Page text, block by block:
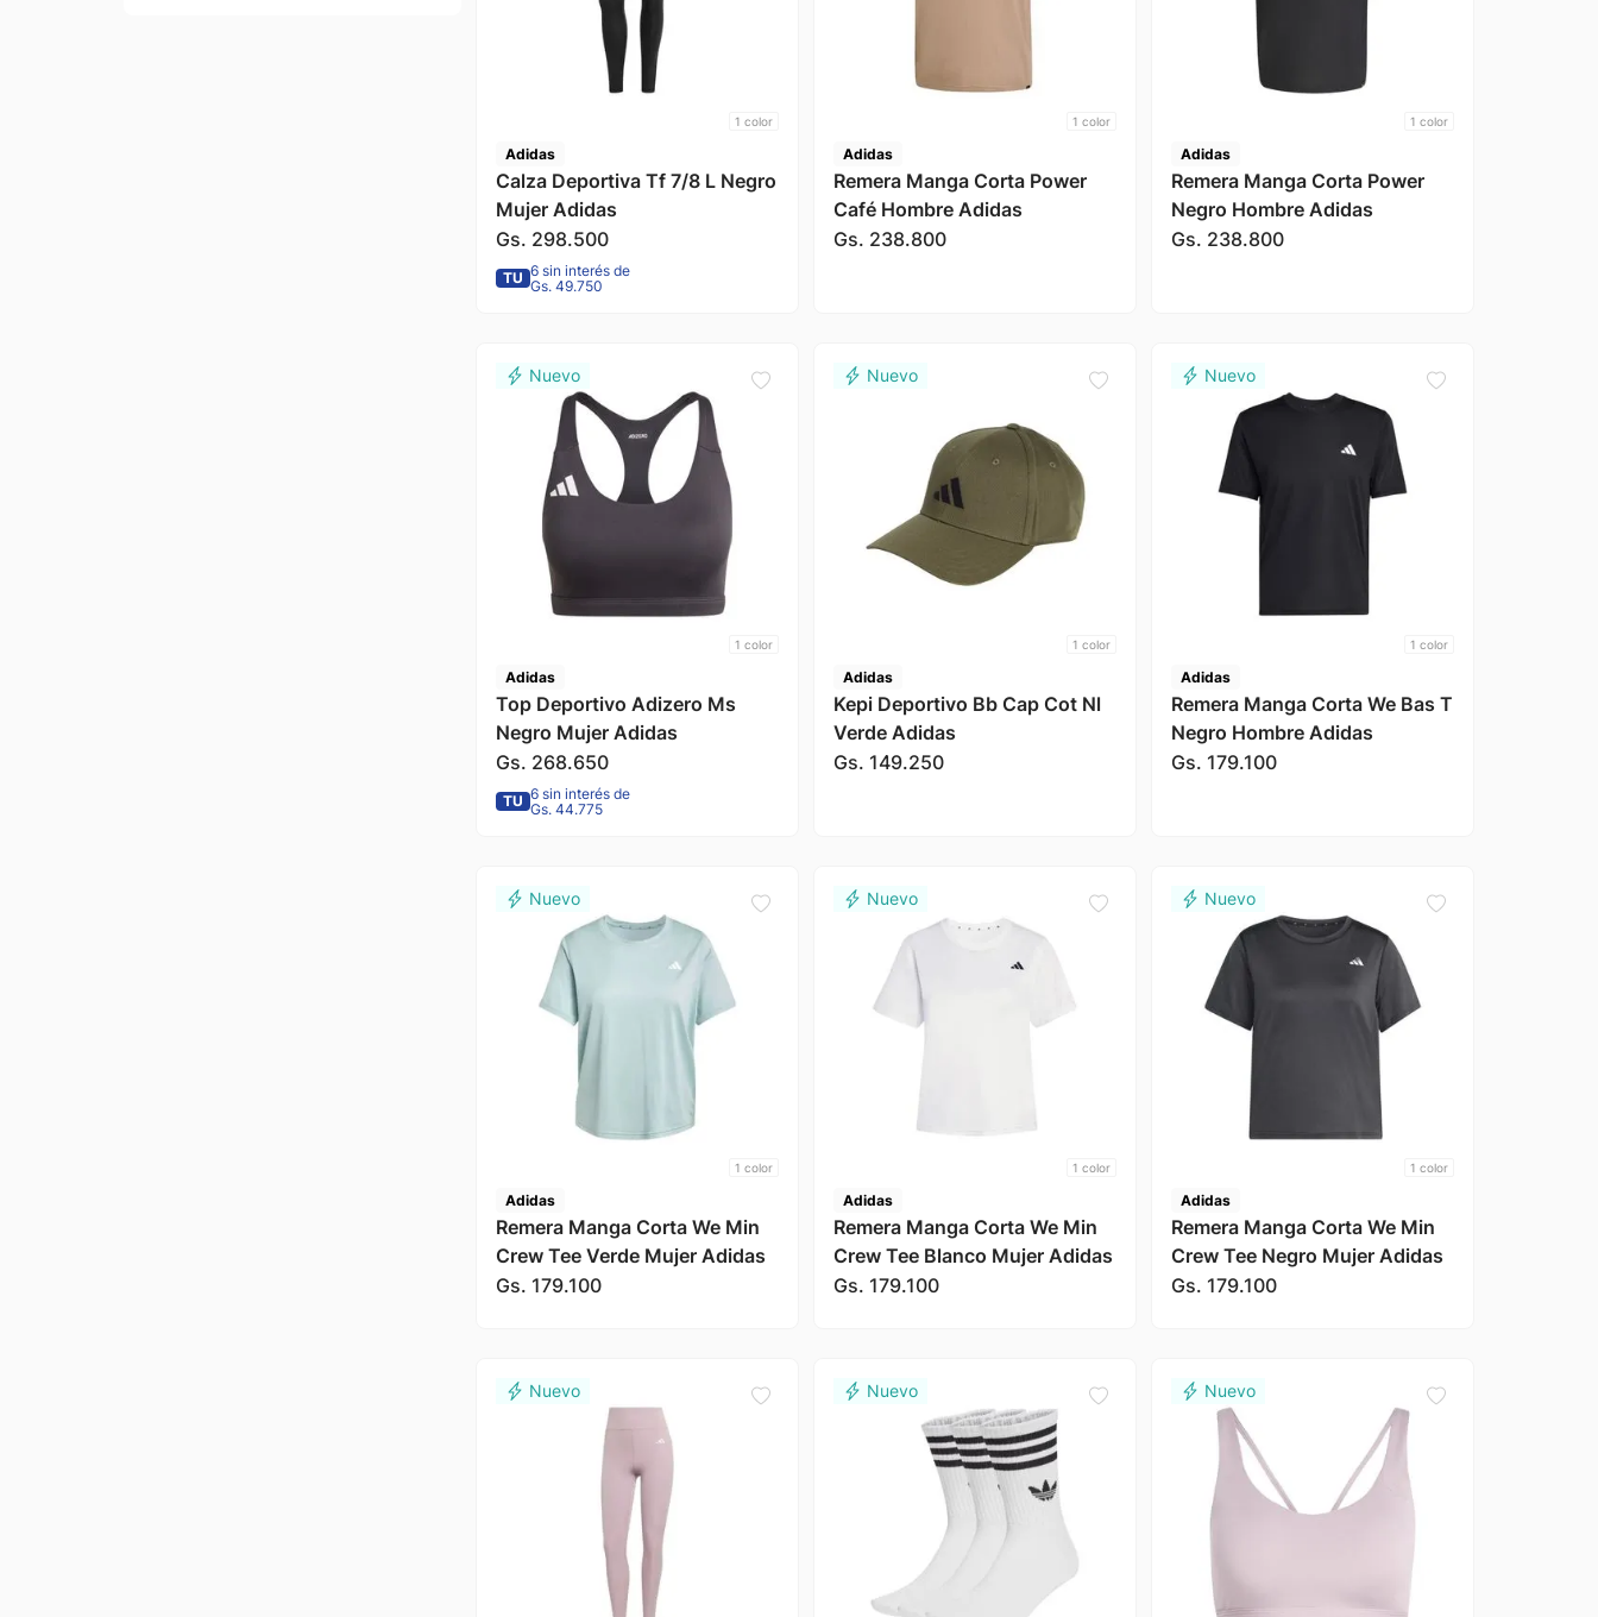
1 color
Adidas
Calza Deportiva Tf 7/8 L Negro
Mujer Adidas
Gs. 298.500
TU 6 sin interés de
Gs. 49.750
1 color
Adidas
Remera Manga Corta Power
Café Hombre Adidas
Gs. 238.800
1 color
Adidas
Remera Manga Corta Power
Negro Hombre Adidas
Gs. 238.800
1 color
Adidas
Top Deportivo Adizero Ms
Negro Mujer Adidas
Gs. 268.650
TU 6 sin interés de
Gs. 44.775
1 color
Adidas
Kepi Deportivo Bb Cap Cot Nl
Verde Adidas
Gs. 149.250
1 color
Adidas
Remera Manga Corta We Bas T
Negro Hombre Adidas
Gs. 179.100
1 color
Adidas
Remera Manga Corta We Min
Crew Tee Verde Mujer Adidas
Gs. 179.100
1 color
Adidas
Remera Manga Corta We Min
Crew Tee Blanco Mujer Adidas
Gs. 179.100
1 color
Adidas
Remera Manga Corta We Min
Crew Tee Negro Mujer Adidas
Gs. 179.100